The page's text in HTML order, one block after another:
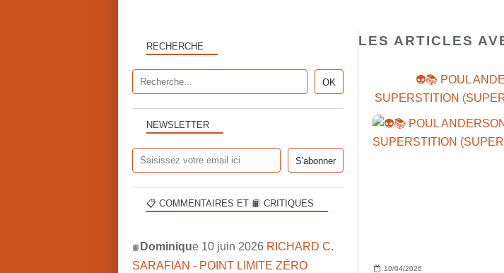
LES ARTICLES
👽📚 POUL
SUPERSTITION
10/04/2026
NEWSLETTER
RECHERCHE
📋 COMMENTAIRES ET 📙 CRITIQUES
📙 Dominique 10 juin 2026 RICHARD C.
SARAFIAN - POINT LIMITE ZÉRO